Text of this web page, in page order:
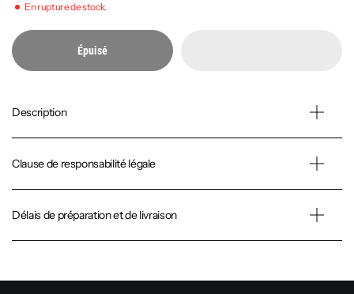
En rupture de stock.
Épuisé
Description
Clause de responsabilité légale
Délais de préparation et de livraison